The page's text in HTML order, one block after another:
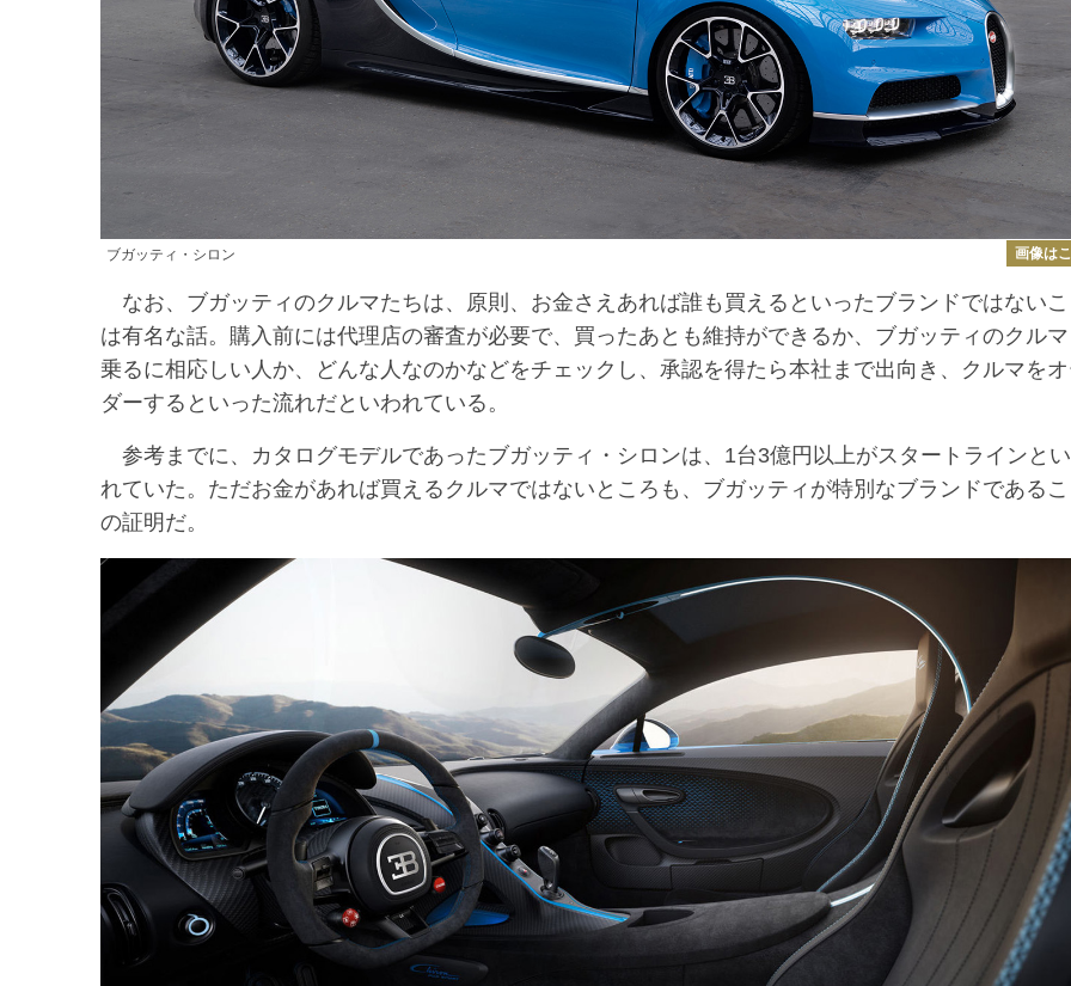
ブガッティ・シロン 画像は
なお、ブガッティのクルマたちは、原則、お金さえあれば誰も買えるといったブランドではない
は有名な話。購入前には代理店の審査が必要で、買ったあとも維持ができるか、ブガッティのクル
乗るに相応しい人か、どんな人なのかなどをチェックし、承認を得たら本社まで出向き、クルマを
ダーするといった流れだといわれている。
参考までに、カタログモデルであったブガッティ・シロンは、1台3億円以上がスタートラインと
れていた。ただお金があれば買えるクルマではないところも、ブガッティが特別なブランドである
の証明だ。